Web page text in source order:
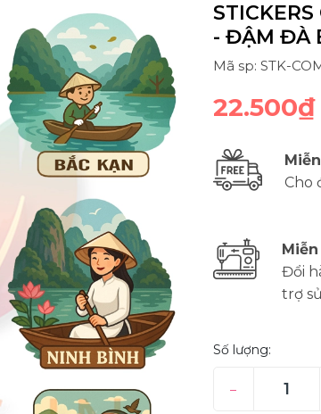
- ĐẬM ĐÀ
Mã sp: STK-
22.500₫
Cho
Đổi
trợ
Số lượng:
–